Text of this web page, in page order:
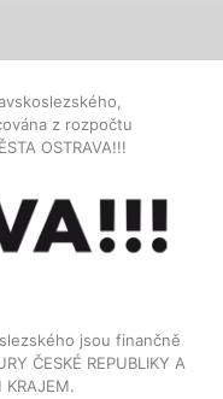
z rozpočtu
OSTRAVA!!!
jsou finančně
ČESKÉ REPUBLIKY A
KRAJEM.